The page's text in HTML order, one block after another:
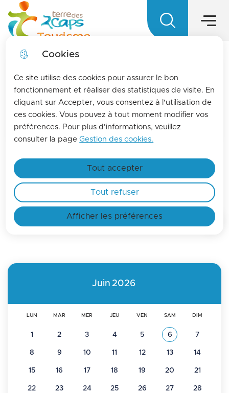
Cookies
Ce site utilise des cookies pour assurer le bon
fonctionnement et réaliser des statistiques de visite. En
cliquant sur Accepter, vous consentez à l'utilisation de
ces cookies. Vous pouvez à tout moment modifier vos
préférences. Pour plus d'informations, veuillez
consulter la pageGestion des cookies.
Afficher les préférences
Tout accepter
Tout refuser
Aller
au
Aller à la
recherche
contenu
principal
Aller au
sitemap
Pour vous tenir informés de l'actualités de La
terre des 2 caps, inscrivez-vous à la lettre
d'information de l'office de tourisme !
Terre des 2 caps Tourisme - Office
Menu
Culture
préparons nos vacances !
Juin 2026
LUN MAR MER JEU VEN SAM DIM
1 2 3 4 5 Voir tous les
6Juin 2026
7
8 9 10 11 12 13 14
15 16 17 18 19 20 21
22 23 24 25 26 27 28